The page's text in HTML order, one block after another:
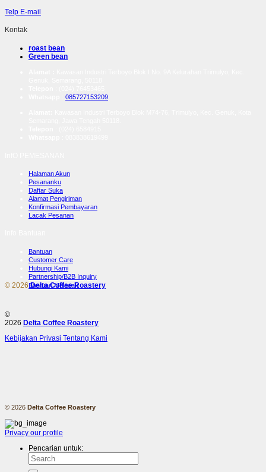
Telp E-mail
Kontak
roast bean
Green bean
085727153209
Halaman Akun
Pesananku
Daftar Suka
Alamat Pengiriman
Konfirmasi Pembayaran
Lacak Pesanan
Bantuan
Customer Care
Hubungi Kami
Partnership/B2B Inquiry
Bantuan Melacak ⚠️
© 2026Delta Coffee Roastery
©
2026 Delta Coffee Roastery
Kebijakan Privasi Tentang Kami
© 2026 Delta Coffee Roastery
Privacy our profile
Pencarian untuk: